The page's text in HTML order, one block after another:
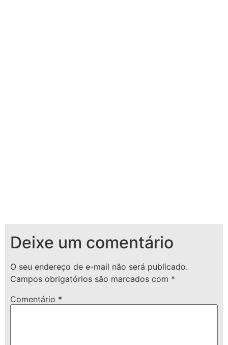
Deixe um comentário
O seu endereço de e-mail não será publicado.
Campos obrigatórios são marcados com *
Comentário *